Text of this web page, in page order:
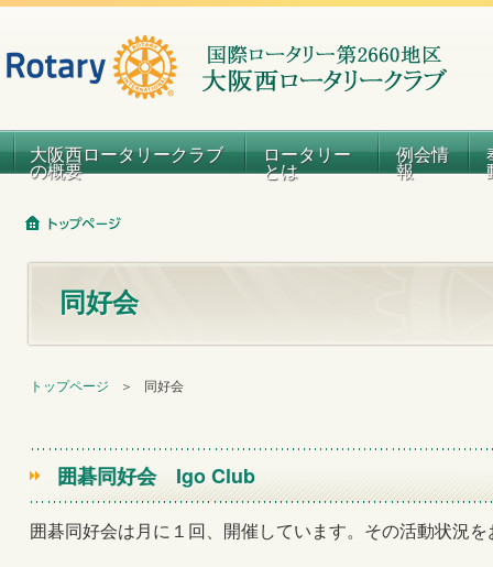
大阪西ロータリークラブ
の概要
ロータリー
とは
例会情
報
同好会
トップページ ＞ 同好会
囲碁同好会Igo Club
囲碁同好会は月に１回、開催しています。その活動状況